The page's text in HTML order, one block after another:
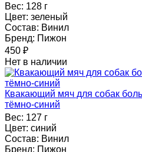
Вес: 128 г
Цвет: зеленый
Состав: Винил
Бренд: Пижон
450 ₽
Нет в наличии
Квакающий мяч для собак
тёмно-синий
Вес: 127 г
Цвет: синий
Состав: Винил
Бренд: Пижон